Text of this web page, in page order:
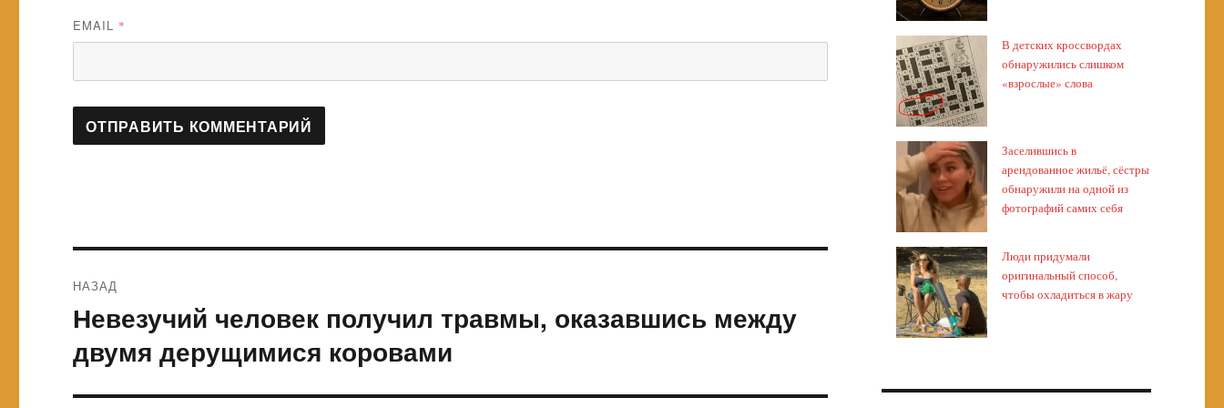
EMAIL *
по
записям
НАЗАД
Предыдущая
Невезучий человек получил травмы, оказавшись между
двумя дерущимися коровами
В детских кроссвордах
обнаружились слишком
«взрослые» слова
Заселившись в
арендованное жильё, сёстры
обнаружили на одной из
фотографий самих себя
Люди придумали
оригинальный способ,
чтобы охладиться в жару